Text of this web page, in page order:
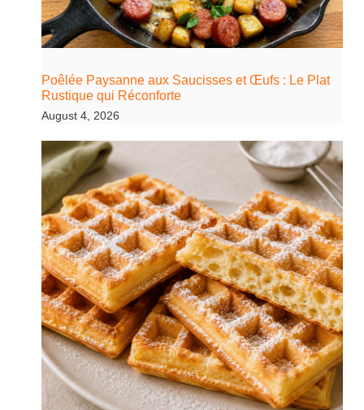
Poêlée Paysanne aux Saucisses et Œufs : Le Plat
Rustique qui Réconforte
August 4, 2026